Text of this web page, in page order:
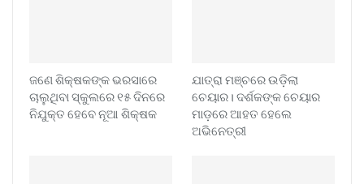
ଜଣେ ଶିକ୍ଷକଙ୍କ ଭରସାରେ
ଚାଲୁଥିବା ସ୍କୁଲରେ ୧୫ ଦିନରେ
ନିଯୁକ୍ତ ହେବେ ନୂଆ ଶିକ୍ଷକ
ଯାତ୍ରା ମଞ୍ଚରେ ଉଡ଼ିଲା
ଚେୟାର। ଦର୍ଶକଙ୍କ ଚେୟାର
ମାଡ଼ରେ ଆହତ ହେଲେ
ଅଭିନେତ୍ରୀ